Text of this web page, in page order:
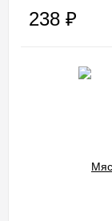
238 ₽